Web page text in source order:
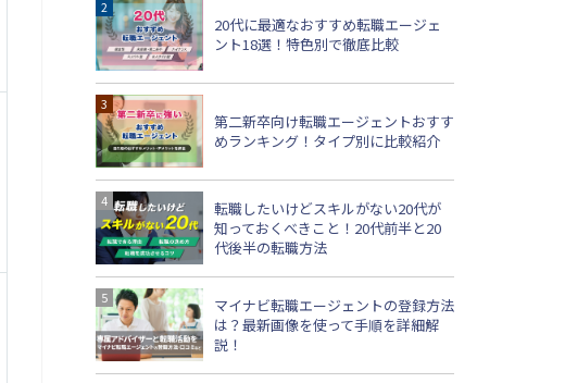
20代に最適なおすすめ転職エージェ
ント18選！特色別で徹底比較
第二新卒向け転職エージェントおすす
めランキング！タイプ別に比較紹介
転職したいけどスキルがない20代が
知っておくべきこと！20代前半と20
代後半の転職方法
マイナビ転職エージェントの登録方法
は？最新画像を使って手順を詳細解
説！